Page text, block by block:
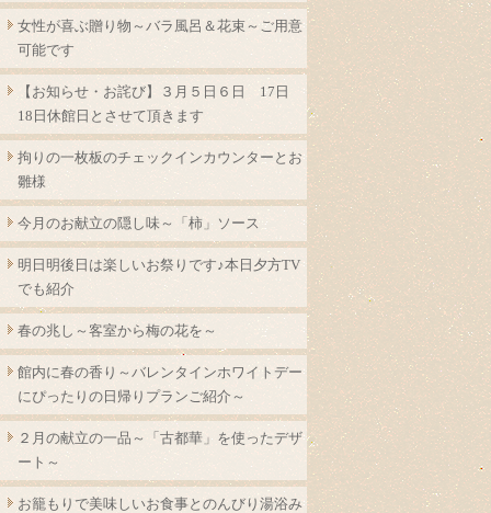
女性が喜ぶ贈り物～バラ風呂＆花束～ご用意
可能です
【お知らせ・お詫び】３月５日６日 17日
18日休館日とさせて頂きます
拘りの一枚板のチェックインカウンターとお
雛様
今月のお献立の隠し味～「柿」ソース
明日明後日は楽しいお祭りです♪本日夕方TV
でも紹介
春の兆し～客室から梅の花を～
館内に春の香り～バレンタインホワイトデー
にぴったりの日帰りプランご紹介～
２月の献立の一品～「古都華」を使ったデザ
ート～
お籠もりで美味しいお食事とのんびり湯浴み